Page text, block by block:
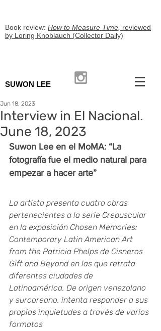
Book review: How to Measure Time, reviewed
by Loring Knoblauch (Collector Daily)
SUWON LEE
Interview in El Nacional.
June 18, 2023
Jun 18, 2023
Suwon Lee en el MoMA: “La
fotografía fue el medio natural para
empezar a hacer arte”
La artista presenta cuatro obras
pertenecientes a la serie Crepuscular
en la exposición Chosen Memories:
Contemporary Latin American Art
from the Patricia Phelps de Cisneros
Gift and Beyond en las que retrata
diferentes ciudades de
Latinoamérica. De origen venezolano
y surcoreano, intenta responder a sus
propias inquietudes a través de varios
formatos